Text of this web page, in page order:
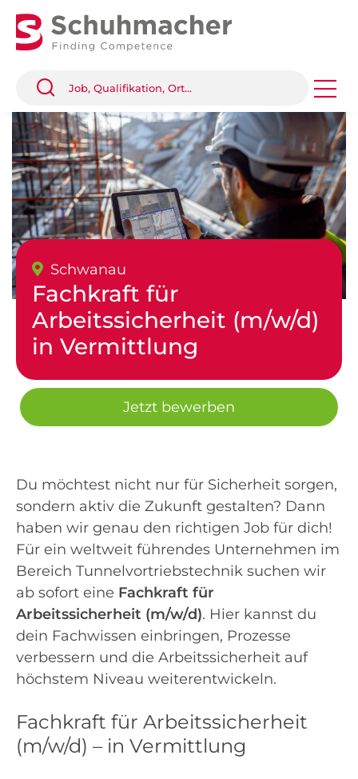
Schwanau
Fachkraft für
Arbeitssicherheit (m/w/d)
in Vermittlung
Jetzt bewerben
Du möchtest nicht nur für Sicherheit sorgen,
sondern aktiv die Zukunft gestalten? Dann
haben wir genau den richtigen Job für dich!
Für ein weltweit führendes Unternehmen im
Bereich Tunnelvortriebstechnik suchen wir
ab sofort eine Fachkraft für
Arbeitssicherheit (m/w/d). Hier kannst du
dein Fachwissen einbringen, Prozesse
verbessern und die Arbeitssicherheit auf
höchstem Niveau weiterentwickeln.
Fachkraft für Arbeitssicherheit
(m/w/d) – in Vermittlung